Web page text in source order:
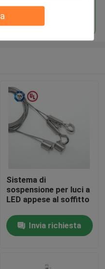
Sistema di
sospensione per luci a
LED appese al soffitto
Invia richiesta